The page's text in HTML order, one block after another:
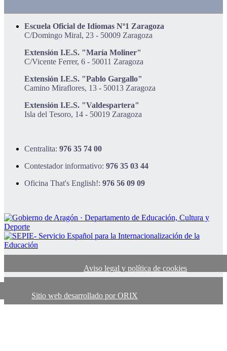
Escuela Oficial de Idiomas Nº1 Zaragoza
C/Domingo Miral, 23 - 50009 Zaragoza
Extensión I.E.S. "María Moliner"
C/Vicente Ferrer, 6 - 50011 Zaragoza
Extensión I.E.S. "Pablo Gargallo"
Camino Miraflores, 13 - 50013 Zaragoza
Extensión I.E.S. "Valdespartera"
Isla del Tesoro, 14 - 50019 Zaragoza
Centralita: 976 35 74 00
Contestador informativo: 976 35 03 44
Oficina That's English!: 976 56 09 09
Aviso legal y política de cookies
Sitio web desarrollado por ORIX